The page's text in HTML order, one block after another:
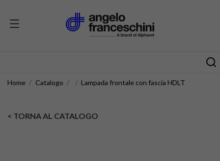
Home Catalogo Lampada frontale con fascia HDLT
< TORNA AL CATALOGO